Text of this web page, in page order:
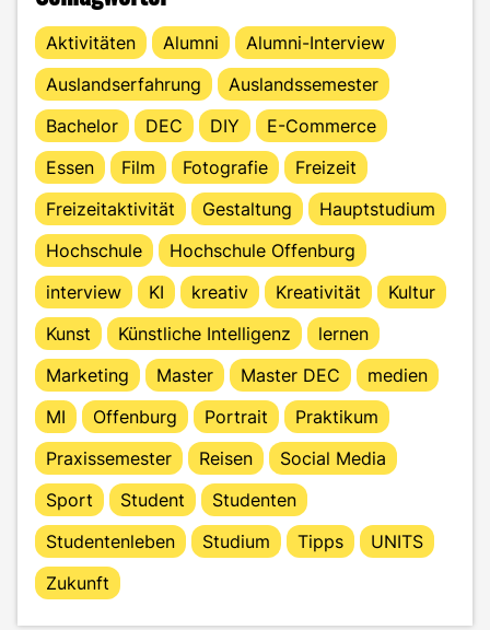
Aktivitäten Alumni
Alumni-Interview
Auslandserfahrung
Auslandssemester
Bachelor
DEC DIY
E-Commerce
Essen
Film Fotografie
Freizeit
Freizeitaktivität
Gestaltung
Hauptstudium
Hochschule
Hochschule Offenburg
interview
KI kreativ Kreativität
Kultur
Kunst
Künstliche Intelligenz
lernen
Marketing
Master Master DEC
medien
MI
Offenburg Portrait
Praktikum
Praxissemester
Reisen
Social Media
Sport
Student
Studenten
Studentenleben
Studium Tipps
UNITS
Zukunft